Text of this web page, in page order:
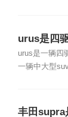
urus是四
urus是一辆四
一辆中大型
丰田supra